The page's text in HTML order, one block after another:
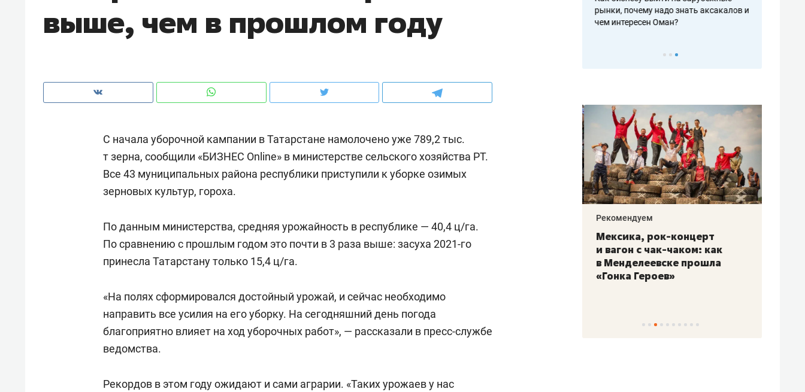
выше, чем в прошлом году
С начала уборочной кампании в Татарстане намолочено уже 789,2 тыс.
т зерна, сообщили «БИЗНЕС Online» в министерстве сельского хозяйства РТ.
Все 43 муниципальных района республики приступили к уборке озимых
зерновых культур, гороха.
По данным министерства, средняя урожайность в республике — 40,4 ц/га.
По сравнению с прошлым годом это почти в 3 раза выше: засуха 2021-го
принесла Татарстану только 15,4 ц/га.
«На полях сформировался достойный урожай, и сейчас необходимо
направить все усилия на его уборку. На сегодняшний день погода
благоприятно влияет на ход уборочных работ», — рассказали в пресс-службе
ведомства.
Рекордов в этом году ожидают и сами аграрии. «Таких урожаев у нас
чем интересен Оман?
клиентах и чудных запросах мастеров
налогах и развитии без кредитов
рынки, почему надо знать аксакалов и
чем интересен Оман?
Как ГК «МИР ГРУПП» и ВТБ
создают оазис жилого
комфорта под Казанью
150 камер до квартиры и Face
ID вместо ключа: какой будет
безопасность в ЖК «Нова»
Опыт выживания в дикой
природе, работа
Рекомендуем
Мексика, рок-концерт
и вагон с чак-чаком: как
в Менделеевске прошла
«Гонка Героев»